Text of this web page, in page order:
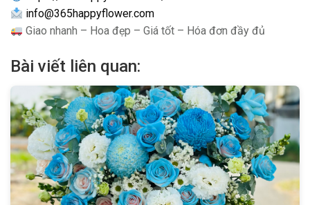
info@365happyflower.com
Giao nhanh – Hoa đẹp – Giá tốt – Hóa đơn đầy đủ
Bài viết liên quan: